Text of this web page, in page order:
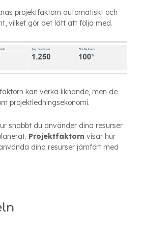
projektfaktorn automatiskt och
vilket gör det lätt att följa med.
kan verka liknande, men de
projektledningsekonomi.
snabbt du använder dina resurser
Projektfaktorn visar hur
dina resurser jämfört med